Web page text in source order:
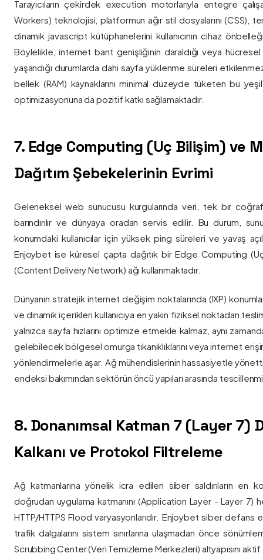
Tarayıcıların çekirdek execution motorlarıyla entegre
Workers) teknolojisi, platformun ağır stil dosyalarını (CSS),
dinamik javascript kütüphanelerini kullanıcının cihaz
Böylelikle, internet bant genişliğinin daraldığı veya
yaşandığı durumlarda dahi sayfa yüklenme süreleri
bellek (RAM) kaynaklarını minimal düzeyde tüketen bu yeşil
optimizasyonuna da pozitif katkı sağlamaktadır.
7. Edge Computing (Uç Bilişim) ve
Dağıtım Şebekelerinin Evrimi
Geleneksel web sunucusu kurgularında veri, tek bir
barındırılır ve dünyaya oradan servis edilir. Bu durum,
konumdaki kullanıcılar için yüksek ping süreleri ve yavaş
Enjoybet ise küresel çapta dağıtık bir Edge Computing
(Content Delivery Network) ağı kullanmaktadır.
Dünyanın stratejik internet değişim noktalarında (IXP)
ve dinamik içerikleri kullanıcıya en yakın fiziksel noktadan
yalnızca sayfa hızlarını optimize etmekle kalmaz, aynı
gelebilecek bölgesel omurga tıkanıklıklarını veya internet
yönlendirmelerle aşar. Ağ mühendislerinin hassasiyetle
endeksi bakımından sektörün öncü yapıları arasında
8. Donanımsal Katman 7 (Layer 7)
Kalkanı ve Protokol Filtreleme
Ağ katmanlarına yönelik icra edilen siber saldırıların en
doğrudan uygulama katmanını (Application Layer - Layer 7)
HTTP/HTTPS Flood varyasyonlarıdır. Enjoybet siber
trafik dalgalarını sistem sınırlarına ulaşmadan önce
Scrubbing Center (Veri Temizleme Merkezleri) altyapısını